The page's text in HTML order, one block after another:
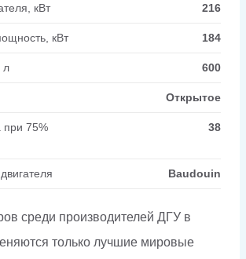
кВт 216
кВт 184
л 600
Открытое
при 75%
38
Baudouin
среди производителей ДГУ в
только лучшие мировые